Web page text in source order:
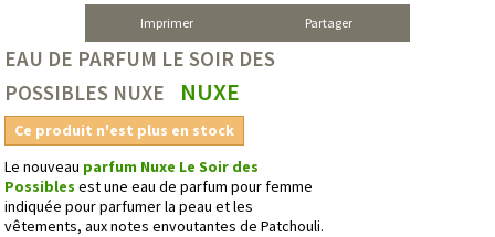
Imprimer Partager
EAU DE PARFUM LE SOIR DES
POSSIBLES NUXE
NUXE
Ce produit n'est plus en stock
Le nouveau parfum Nuxe Le Soir des
Possiblesest une eau de parfum pour femme
indiquée pour parfumer la peau et les
vêtements, aux notes envoutantes de Patchouli.